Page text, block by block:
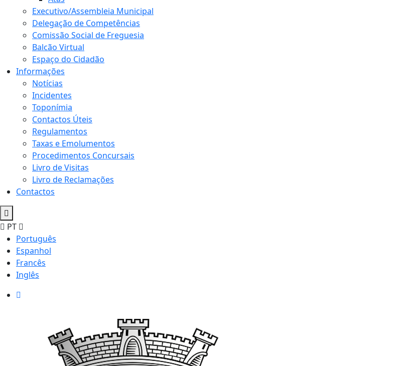
Executivo/Assembleia Municipal
Delegação de Competências
Comissão Social de Freguesia
Balcão Virtual
Espaço do Cidadão
Informações
Notícias
Incidentes
Toponímia
Contactos Úteis
Regulamentos
Taxas e Emolumentos
Procedimentos Concursais
Livro de Visitas
Livro de Reclamações
Contactos
PT
Português
Espanhol
Francês
Inglês